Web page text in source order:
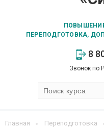
ПЕРЕПОДГОТОВКА,
8
Звонок по
Главная Переподготовка